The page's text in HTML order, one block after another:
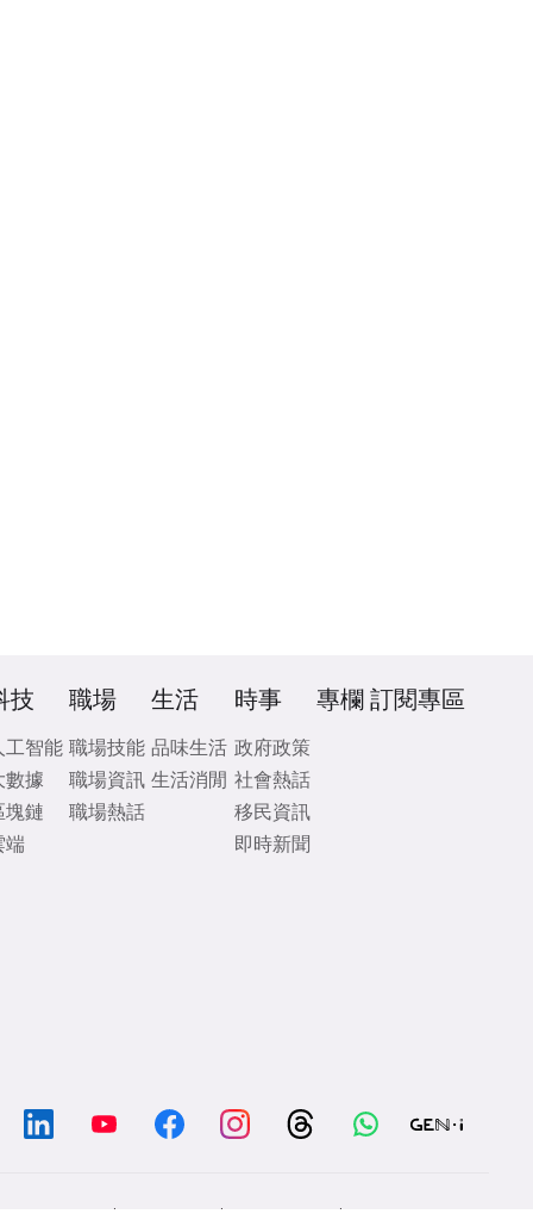
技
工智能
數據
塊鏈
端
職場
職場技能
職場資訊
職場熱話
生活
品味生活
生活消閒
時事
政府政策
社會熱話
移民資訊
即時新聞
專欄 訂閱專區